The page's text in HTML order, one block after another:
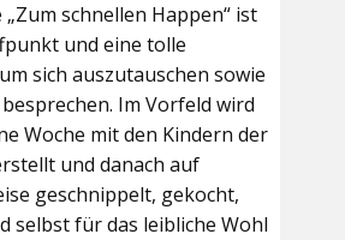
schnellen Happen“ ist
und eine tolle
sich auszutauschen sowie
Im Vorfeld wird
Woche mit den Kindern der
und danach auf
geschnippelt, gekocht,
selbst für das leibliche Wohl